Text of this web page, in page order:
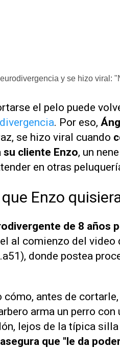
y se hizo viral:
el pelo puede
. Por eso,
se hizo viral cuando
cliente Enzo, un
en otras
Enzo
de 8 años
al comienzo del
donde postea
cómo, antes de
arma un perro
lejos de la típica silla
que "le da